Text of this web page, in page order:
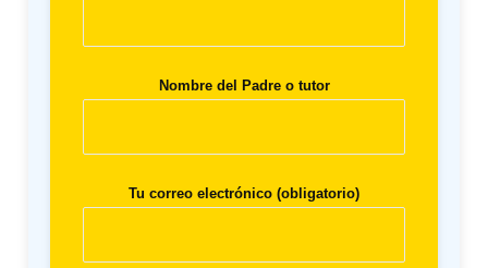
Nombre del Padre o tutor
Tu correo electrónico (obligatorio)